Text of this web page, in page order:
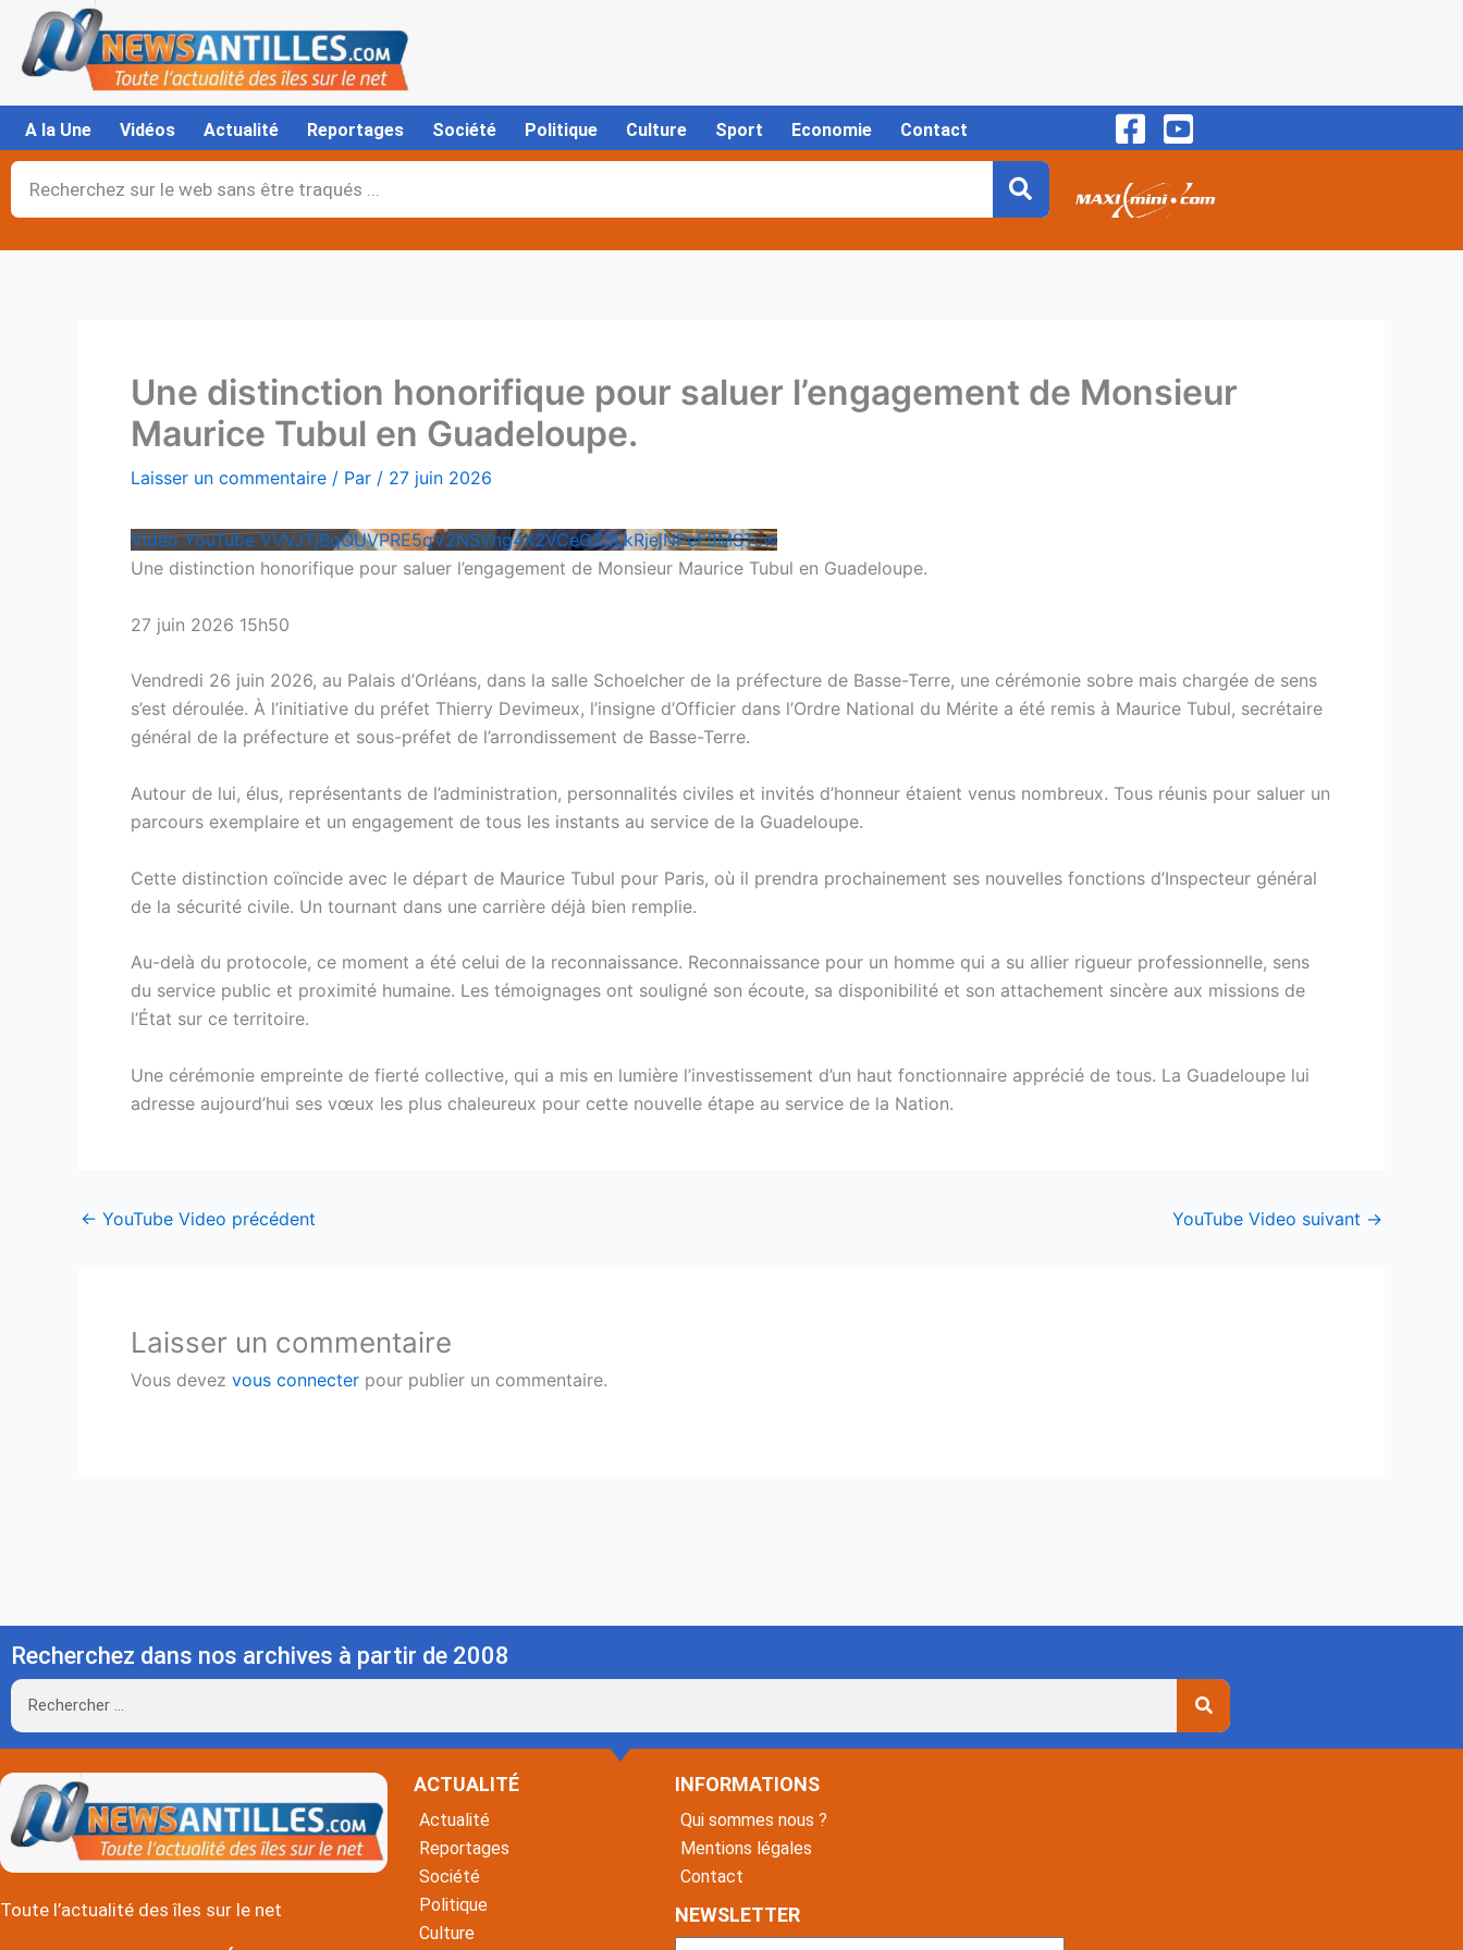
contenu
A la Une Vidéos Actualité Reportages Société Politique Culture Sport Economie Contact
Rechercher
Une distinction honorifique pour saluer l’engagement de Monsieur
Maurice Tubul en Guadeloupe.
Laisser un commentaire / Par / 27 juin 2026
Vidéo YouTube VVVJTjBqOUVPRE5qV2NSVng4X2VCeGZ3LkRjejNPeF9MSTcw
Une distinction honorifique pour saluer l’engagement de Monsieur Maurice Tubul en Guadeloupe.
27 juin 2026 15h50
Vendredi 26 juin 2026, au Palais d’Orléans, dans la salle Schoelcher de la préfecture de Basse-Terre, une cérémonie sobre mais chargée de sens
s’est déroulée. À l’initiative du préfet Thierry Devimeux, l’insigne d’Officier dans l’Ordre National du Mérite a été remis à Maurice Tubul, secrétaire
général de la préfecture et sous-préfet de l’arrondissement de Basse-Terre.
Autour de lui, élus, représentants de l’administration, personnalités civiles et invités d’honneur étaient venus nombreux. Tous réunis pour saluer un
parcours exemplaire et un engagement de tous les instants au service de la Guadeloupe.
Cette distinction coïncide avec le départ de Maurice Tubul pour Paris, où il prendra prochainement ses nouvelles fonctions d’Inspecteur général
de la sécurité civile. Un tournant dans une carrière déjà bien remplie.
Au-delà du protocole, ce moment a été celui de la reconnaissance. Reconnaissance pour un homme qui a su allier rigueur professionnelle, sens
du service public et proximité humaine. Les témoignages ont souligné son écoute, sa disponibilité et son attachement sincère aux missions de
l’État sur ce territoire.
Une cérémonie empreinte de fierté collective, qui a mis en lumière l’investissement d’un haut fonctionnaire apprécié de tous. La Guadeloupe lui
adresse aujourd’hui ses vœux les plus chaleureux pour cette nouvelle étape au service de la Nation.
← YouTube Video précédent YouTube Video suivant →
Laisser un commentaire
Vous devez vous connecter pour publier un commentaire.
Recherchez dans nos archives à partir de 2008
Rechercher
Toute l’actualité des îles sur le net
ACTUALITÉ
Actualité
Reportages
Société
Politique
Culture
INFORMATIONS
Qui sommes nous ?
Mentions légales
Contact
NEWSLETTER